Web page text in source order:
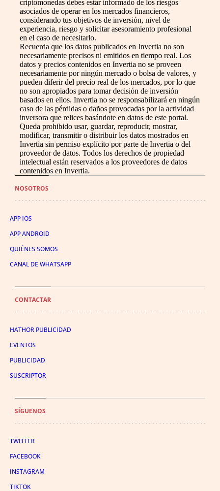
criptomonedas debes estar informado de los riesgos
asociados de operar en los mercados financieros,
considerando tus objetivos de inversión, nivel de
experiencia, riesgo y solicitar asesoramiento profesional
en el caso de necesitarlo.
Recuerda que los datos publicados en Invertia no son
necesariamente precisos ni emitidos en tiempo real. Los
datos y precios contenidos en Invertia no se proveen
necesariamente por ningún mercado o bolsa de valores, y
pueden diferir del precio real de los mercados, por lo que
no son apropiados para tomar decisión de inversión
basados en ellos. Invertia no se responsabilizará en ningún
caso de las pérdidas o daños provocadas por la actividad
inversora que relices basándote en datos de este portal.
Queda prohibido usar, guardar, reproducir, mostrar,
modificar, transmitir o distribuir los datos mostrados en
Invertia sin permiso explícito por parte de Invertia o del
proveedor de datos. Todos los derechos de propiedad
intelectual están reservados a los proveedores de datos
contenidos en Invertia.
NOSOTROS
APP IOS
APP ANDROID
QUIÉNES SOMOS
CANAL DE WHATSAPP
CONTACTAR
HATHOR PUBLICIDAD
EVENTOS
PUBLICIDAD
SUSCRIPTOR
SÍGUENOS
TWITTER
FACEBOOK
INSTAGRAM
TIKTOK